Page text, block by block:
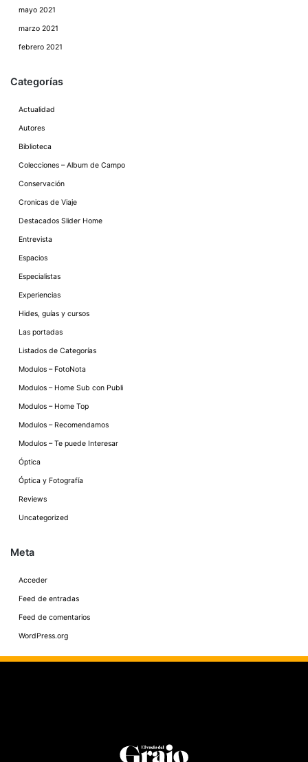
mayo 2021
marzo 2021
febrero 2021
Categorías
Actualidad
Autores
Biblioteca
Colecciones – Album de Campo
Conservación
Cronicas de Viaje
Destacados Slider Home
Entrevista
Espacios
Especialistas
Experiencias
Hides, guías y cursos
Las portadas
Listados de Categorías
Modulos – FotoNota
Modulos – Home Sub con Publi
Modulos – Home Top
Modulos – Recomendamos
Modulos – Te puede Interesar
Óptica
Óptica y Fotografía
Reviews
Uncategorized
Meta
Acceder
Feed de entradas
Feed de comentarios
WordPress.org